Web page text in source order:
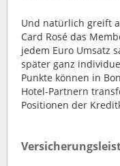
Und natürlich greift
Card Rosé das
jedem Euro Umsatz
später ganz
Punkte können in
Hotel-Partnern
Positionen der